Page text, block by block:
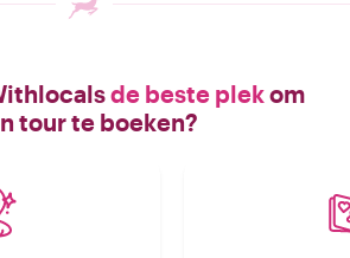
de beste plekom
tour te boeken?